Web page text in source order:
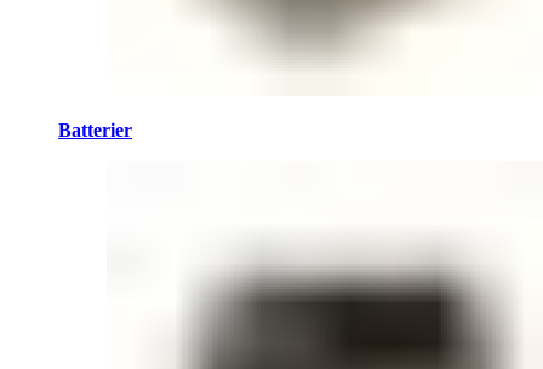
Batterier